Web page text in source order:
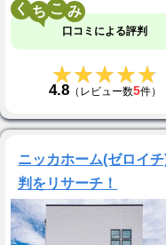
く こ
口コミによる評判
★★★★★
★★★★★
4.8（レビュー数5件）
ニッカホーム(ゼロイ
判をリサーチ！